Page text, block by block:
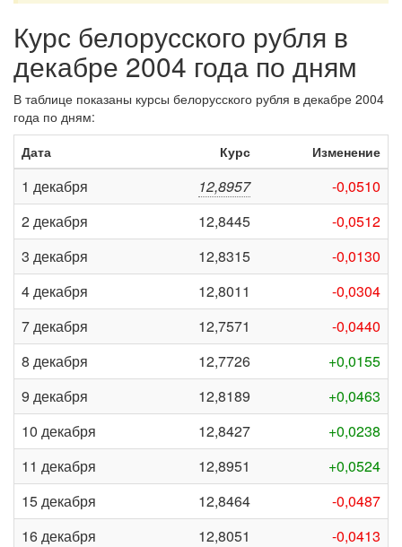
Курс белорусского рубля в
декабре 2004 года по дням
В таблице показаны курсы белорусского рубля в декабре 2004
года по дням:
Дата
Курс Изменение
1 декабря 12,8957
-0,0510
2 декабря
12,8445
-0,0512
3 декабря
12,8315
-0,0130
4 декабря
12,8011
-0,0304
7 декабря
12,7571
-0,0440
8 декабря
12,7726
+0,0155
9 декабря
12,8189
+0,0463
10 декабря
12,8427
+0,0238
11 декабря
12,8951
+0,0524
15 декабря
12,8464
-0,0487
16 декабря
12,8051
-0,0413